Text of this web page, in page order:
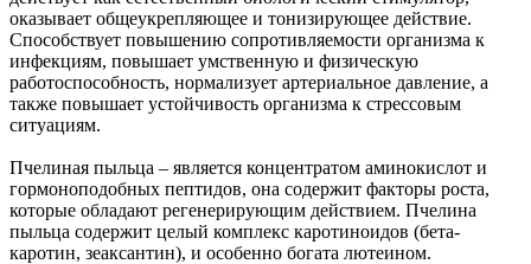
оказывает общеукрепляющее и тонизирующее действие.
Способствует повышению сопротивляемости организма к
инфекциям, повышает умственную и физическую
работоспособность, нормализует артериальное давление, а
также повышает устойчивость организма к стрессовым
ситуациям.
Пчелиная пыльца – является концентратом аминокислот и
гормоноподобных пептидов, она содержит факторы роста,
которые обладают регенерирующим действием. Пчелина
пыльца содержит целый комплекс каротиноидов (бета-
каротин, зеаксантин), и особенно богата лютеином.